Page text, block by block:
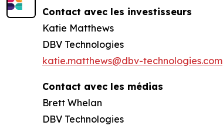
Contact avec les investisseurs
Katie Matthews
DBV Technologies
katie.matthews@dbv-technologies.com
Contact avec les médias
Brett Whelan
DBV Technologies